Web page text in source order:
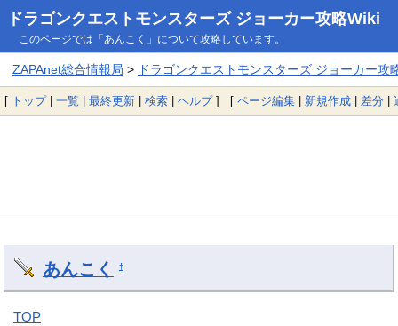
ドラゴンクエストモンスターズ ジョーカー攻略Wiki
このページでは「あんこく」について攻略しています。
ZAPAnet総合情報局 > ドラゴンクエストモンスターズ ジョーカー攻
[ トップ| 一覧 | 最終更新 | 検索 | ヘルプ] [ ページ編集 | 新規作成 | 差分 |
あんこく †
TOP